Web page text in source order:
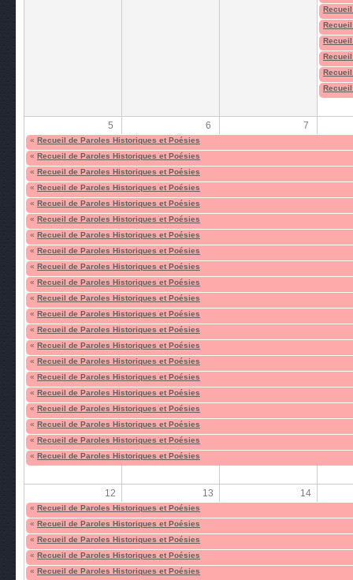
5 6 7
« Recueil de Paroles Historiques et Poésies
« Recueil de Paroles Historiques et Poésies
« Recueil de Paroles Historiques et Poésies
« Recueil de Paroles Historiques et Poésies
« Recueil de Paroles Historiques et Poésies
« Recueil de Paroles Historiques et Poésies
« Recueil de Paroles Historiques et Poésies
« Recueil de Paroles Historiques et Poésies
« Recueil de Paroles Historiques et Poésies
« Recueil de Paroles Historiques et Poésies
« Recueil de Paroles Historiques et Poésies
« Recueil de Paroles Historiques et Poésies
« Recueil de Paroles Historiques et Poésies
« Recueil de Paroles Historiques et Poésies
« Recueil de Paroles Historiques et Poésies
« Recueil de Paroles Historiques et Poésies
« Recueil de Paroles Historiques et Poésies
« Recueil de Paroles Historiques et Poésies
« Recueil de Paroles Historiques et Poésies
« Recueil de Paroles Historiques et Poésies
« Recueil de Paroles Historiques et Poésies
12 13 14
« Recueil de Paroles Historiques et Poésies
« Recueil de Paroles Historiques et Poésies
« Recueil de Paroles Historiques et Poésies
« Recueil de Paroles Historiques et Poésies
« Recueil de Paroles Historiques et Poésies